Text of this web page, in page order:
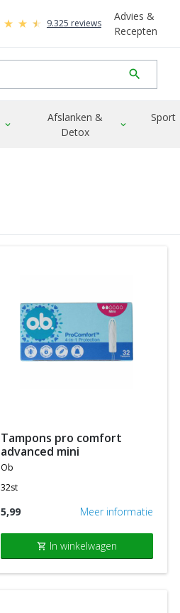
9.325 reviews
Advies &
Recepten
search
expand_more
Afslanken &
Detox
expand_more
Sport
tampons pro comfort
advanced mini
ob
32st
5,99 Meer informatie
shopping_cart In winkelwagen